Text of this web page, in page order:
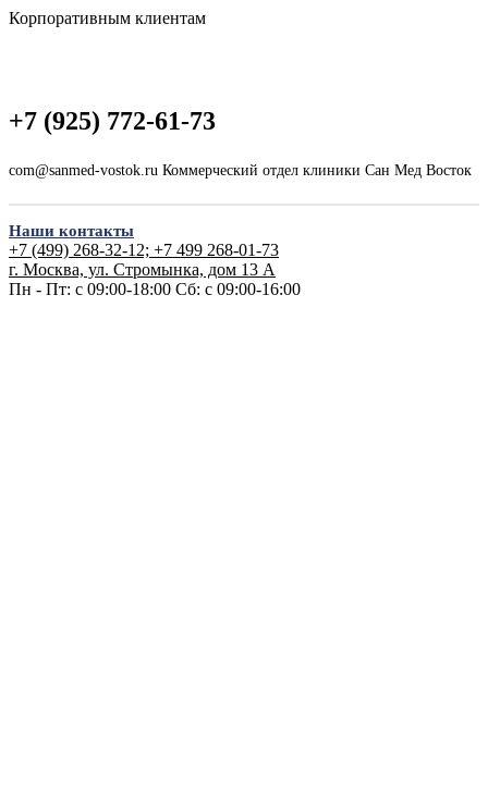
Корпоративным клиентам
+7 (925) 772-61-73
com@sanmed-vostok.ru Коммерческий отдел клиники Сан Мед Восток
Наши контакты
+7 (499) 268-32-12; +7 499 268-01-73
г. Москва, ул. Стромынка, дом 13 А
Пн - Пт: с 09:00-18:00 Сб: с 09:00-16:00